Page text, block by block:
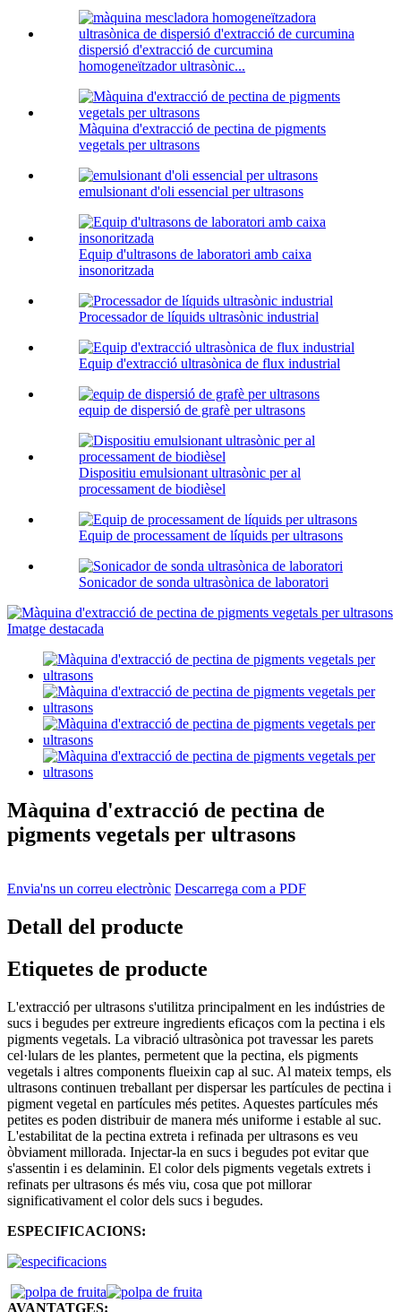
dispersió d'extracció de curcumina
homogeneïtzador ultrasònic...
Màquina d'extracció de pectina de pigments
vegetals per ultrasons
emulsionant d'oli essencial per ultrasons
Equip d'ultrasons de laboratori amb caixa
insonoritzada
Processador de líquids ultrasònic industrial
Equip d'extracció ultrasònica de flux industrial
equip de dispersió de grafè per ultrasons
Dispositiu emulsionant ultrasònic per al
processament de biodièsel
Equip de processament de líquids per ultrasons
Sonicador de sonda ultrasònica de laboratori
Màquina d'extracció de pectina de
pigments vegetals per ultrasons
Envia'ns un correu electrònic Descarrega com a PDF
Detall del producte
Etiquetes de producte
L'extracció per ultrasons s'utilitza principalment en les indústries de
sucs i begudes per extreure ingredients eficaços com la pectina i els
pigments vegetals. La vibració ultrasònica pot travessar les parets
cel·lulars de les plantes, permetent que la pectina, els pigments
vegetals i altres components flueixin cap al suc. Al mateix temps, els
ultrasons continuen treballant per dispersar les partícules de pectina i
pigment vegetal en partícules més petites. Aquestes partícules més
petites es poden distribuir de manera més uniforme i estable al suc.
L'estabilitat de la pectina extreta i refinada per ultrasons es veu
òbviament millorada. Injectar-la en sucs i begudes pot evitar que
s'assentin i es delaminin. El color dels pigments vegetals extrets i
refinats per ultrasons és més viu, cosa que pot millorar
significativament el color dels sucs i begudes.
ESPECIFICACIONS:
AVANTATGES: